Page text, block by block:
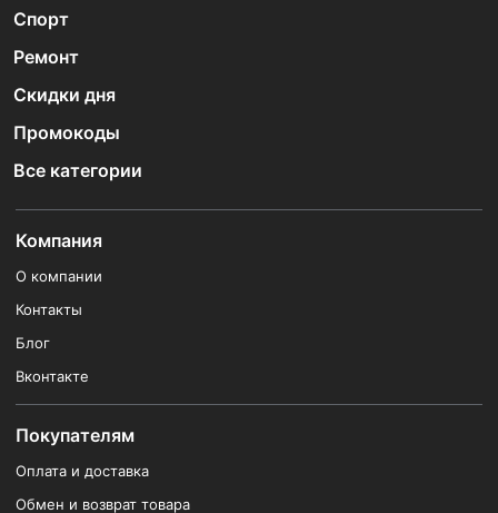
Спорт
Ремонт
Скидки дня
Промокоды
Все категории
Компания
О компании
Контакты
Блог
Вконтакте
Покупателям
Оплата и доставка
Обмен и возврат товара